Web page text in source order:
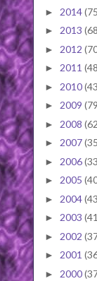
► 2014
► 2013
► 2012
► 2011
► 2010
► 2009
► 2008
► 2007
► 2006
► 2005
► 2004
► 2003
► 2002
► 2001
► 2000